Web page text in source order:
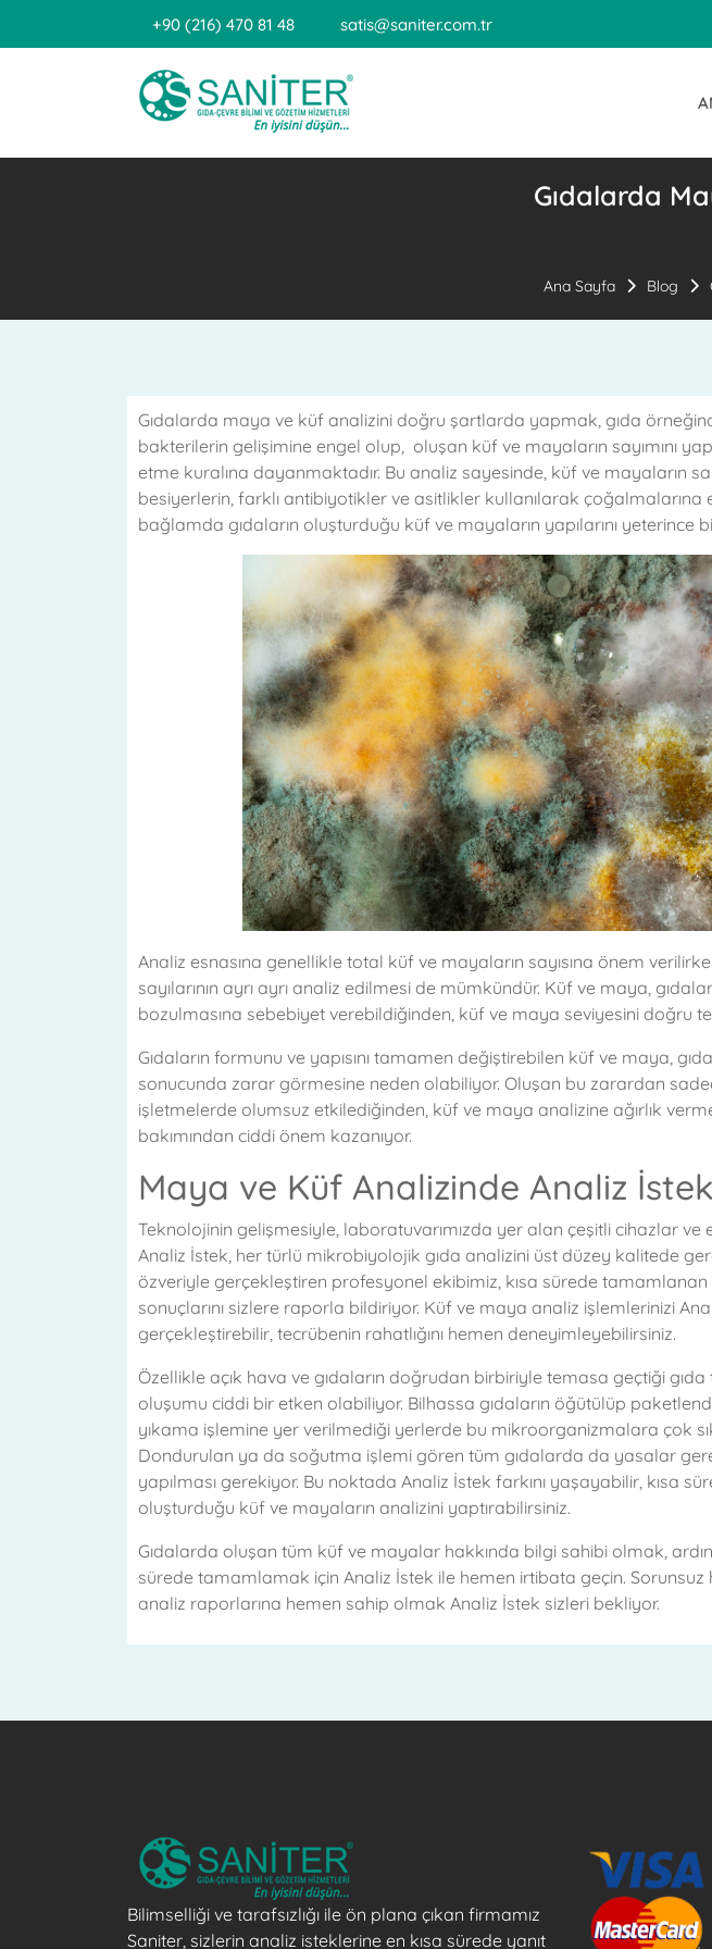
+90 (216) 470 81 48 satis@saniter.com.tr
Gıdalarda
Ana Sayfa Blog
Gıdalarda maya ve küf analizini doğru şartlarda yapmak, gıda
bakterilerin gelişimine engel olup, oluşan küf ve mayaların sayımını
etme kuralına dayanmaktadır. Bu analiz sayesinde, küf ve mayaların
besiyerlerin, farklı antibiyotikler ve asitlikler kullanılarak çoğalmalarına
bağlamda gıdaların oluşturduğu küf ve mayaların yapılarını yeterince
Analiz esnasına genellikle total küf ve mayaların sayısına önem
sayılarının ayrı ayrı analiz edilmesi de mümkündür. Küf ve maya,
bozulmasına sebebiyet verebildiğinden, küf ve maya seviyesini doğru
Gıdaların formunu ve yapısını tamamen değiştirebilen küf ve maya,
sonucunda zarar görmesine neden olabiliyor. Oluşan bu zarardan
işletmelerde olumsuz etkilediğinden, küf ve maya analizine ağırlık
bakımından ciddi önem kazanıyor.
Maya ve Küf Analizinde Analiz
Teknolojinin gelişmesiyle, laboratuvarımızda yer alan çeşitli cihazlar
Analiz İstek, her türlü mikrobiyolojik gıda analizini üst düzey kalitede
özveriyle gerçekleştiren profesyonel ekibimiz, kısa sürede tamamlanan
sonuçlarını sizlere raporla bildiriyor. Küf ve maya analiz işlemlerinizi
gerçekleştirebilir, tecrübenin rahatlığını hemen deneyimleyebilirsiniz.
Özellikle açık hava ve gıdaların doğrudan birbiriyle temasa geçtiği
oluşumu ciddi bir etken olabiliyor. Bilhassa gıdaların öğütülüp
yıkama işlemine yer verilmediği yerlerde bu mikroorganizmalara çok
Dondurulan ya da soğutma işlemi gören tüm gıdalarda da yasalar
yapılması gerekiyor. Bu noktada Analiz İstek farkını yaşayabilir, kısa
oluşturduğu küf ve mayaların analizini yaptırabilirsiniz.
Gıdalarda oluşan tüm küf ve mayalar hakkında bilgi sahibi olmak,
sürede tamamlamak için Analiz İstek ile hemen irtibata geçin. Sorunsuz
analiz raporlarına hemen sahip olmak Analiz İstek sizleri bekliyor.
Bilimselliği ve tarafsızlığı ile ön plana çıkan firmamız
Saniter, sizlerin analiz isteklerine en kısa sürede yanıt